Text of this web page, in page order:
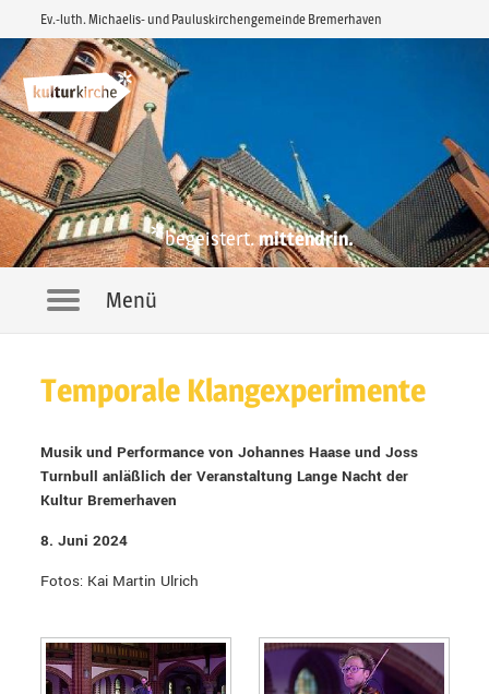
Ev.-luth. Michaelis- und Pauluskirchengemeinde Bremerhaven
*begeistert.mittendrin.
NavigationMenü
Temporale Klangexperimente
Musik und Performance von Johannes Haase und Joss
Turnbull anläßlich der Veranstaltung Lange Nacht der
Kultur Bremerhaven
8. Juni 2024
Fotos: Kai Martin Ulrich